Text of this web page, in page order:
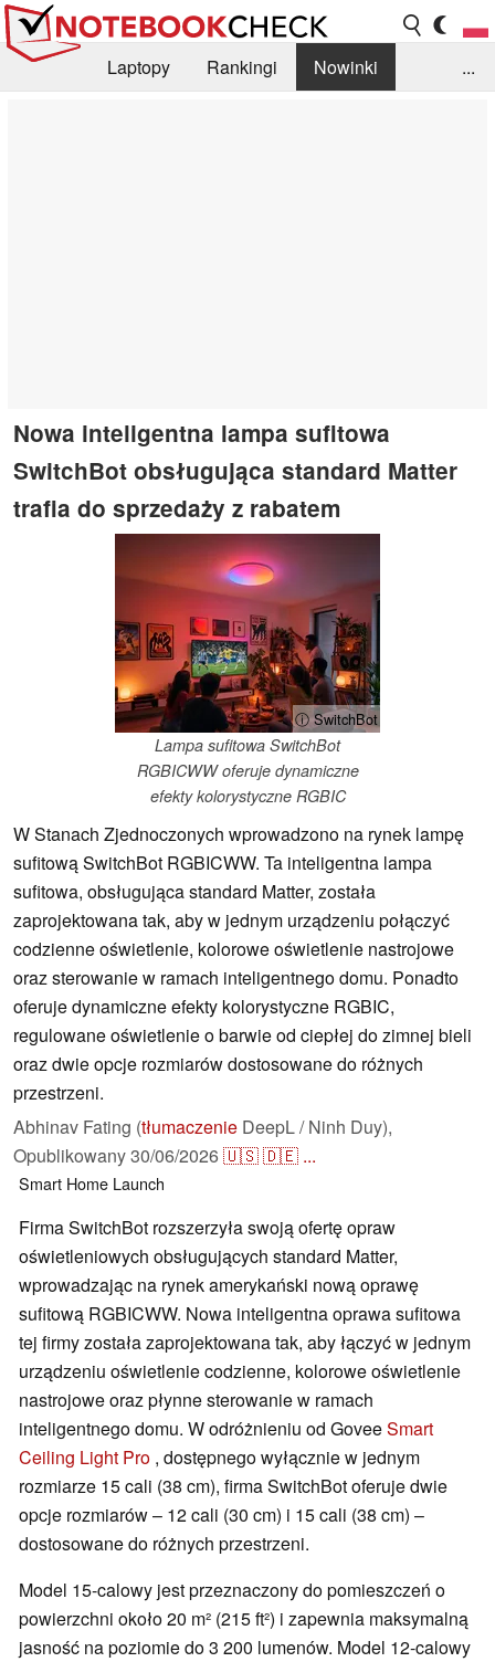
Laptopy Rankingi
Nowinki
...
Nowa inteligentna lampa sufitowa
SwitchBot obsługująca standard Matter
trafia do sprzedaży z rabatem
ⓘ SwitchBot
Lampa sufitowa SwitchBot
RGBICWW oferuje dynamiczne
efekty kolorystyczne RGBIC
W Stanach Zjednoczonych wprowadzono na rynek lampę
sufitową SwitchBot RGBICWW. Ta inteligentna lampa
sufitowa, obsługująca standard Matter, została
zaprojektowana tak, aby w jednym urządzeniu połączyć
codzienne oświetlenie, kolorowe oświetlenie nastrojowe
oraz sterowanie w ramach inteligentnego domu. Ponadto
oferuje dynamiczne efekty kolorystyczne RGBIC,
regulowane oświetlenie o barwie od ciepłej do zimnej bieli
oraz dwie opcje rozmiarów dostosowane do różnych
przestrzeni.
Abhinav Fating (tłumaczenie DeepL / Ninh Duy),
Opublikowany30/06/2026🇺🇸🇩🇪 ...
Smart Home Launch
Firma SwitchBot rozszerzyła swoją ofertę opraw
oświetleniowych obsługujących standard Matter,
wprowadzając na rynek amerykański nową oprawę
sufitową RGBICWW. Nowa inteligentna oprawa sufitowa
tej firmy została zaprojektowana tak, aby łączyć w jednym
urządzeniu oświetlenie codzienne, kolorowe oświetlenie
nastrojowe oraz płynne sterowanie w ramach
inteligentnego domu. W odróżnieniu od GoveeSmart
Ceiling Light Pro , dostępnego wyłącznie w jednym
rozmiarze 15 cali (38 cm), firma SwitchBot oferuje dwie
opcje rozmiarów – 12 cali (30 cm) i 15 cali (38 cm) –
dostosowane do różnych przestrzeni.
Model 15-calowy jest przeznaczony do pomieszczeń o
powierzchni około 20 m² (215 ft²) i zapewnia maksymalną
jasność na poziomie do 3 200 lumenów. Model 12-calowy